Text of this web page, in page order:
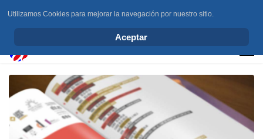
Utilizamos Cookies para mejorar la navegación por nuestro sitio.
Aceptar